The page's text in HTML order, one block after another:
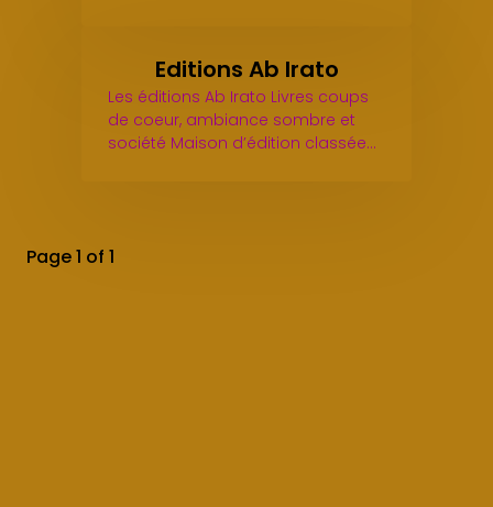
Editions Ab Irato
Les éditions Ab Irato Livres coups
de coeur, ambiance sombre et
société Maison d’édition classée…
Page 1 of 1